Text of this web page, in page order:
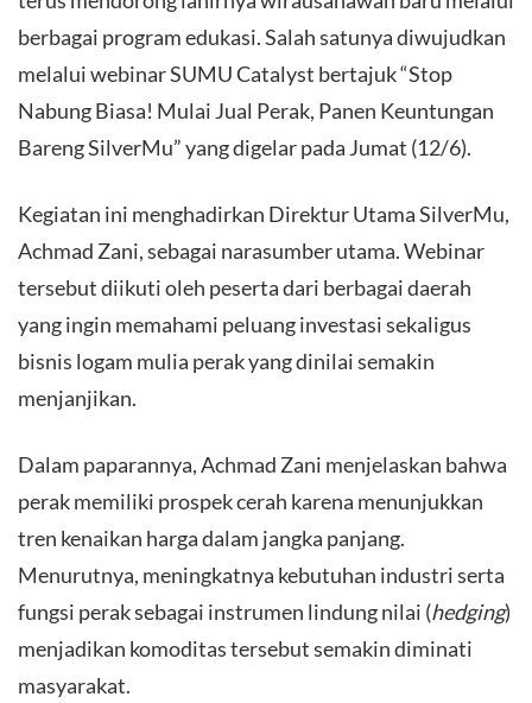
berbagai program edukasi. Salah satunya diwujudkan
melalui webinar SUMU Catalyst bertajuk “Stop
Nabung Biasa! Mulai Jual Perak, Panen Keuntungan
Bareng SilverMu” yang digelar pada Jumat (12/6).
​Kegiatan ini menghadirkan Direktur Utama SilverMu,
Achmad Zani, sebagai narasumber utama. Webinar
tersebut diikuti oleh peserta dari berbagai daerah
yang ingin memahami peluang investasi sekaligus
bisnis logam mulia perak yang dinilai semakin
menjanjikan.
​Dalam paparannya, Achmad Zani menjelaskan bahwa
perak memiliki prospek cerah karena menunjukkan
tren kenaikan harga dalam jangka panjang.
Menurutnya, meningkatnya kebutuhan industri serta
fungsi perak sebagai instrumen lindung nilai (hedging)
menjadikan komoditas tersebut semakin diminati
masyarakat.